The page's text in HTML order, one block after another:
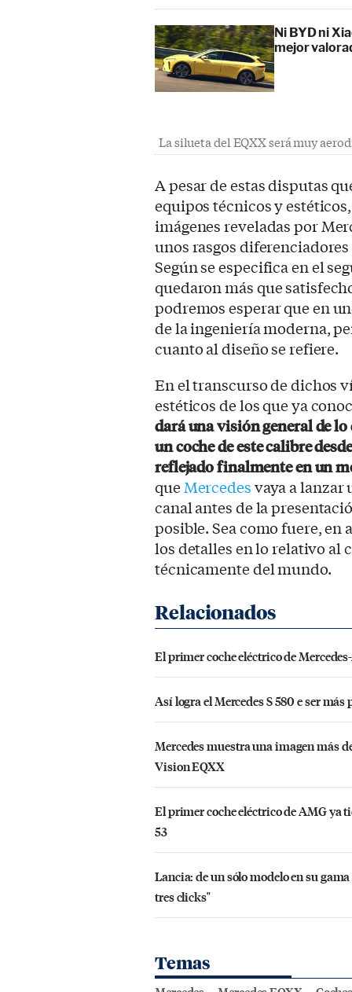
Ni BYD ni
mejor
La silueta del EQXX será muy
A pesar de estas disputas
equipos técnicos y
imágenes reveladas por
unos rasgos
Según se especifica en el
quedaron más que
podremos esperar que en
de la ingeniería moderna,
cuanto al diseño se refiere.
En el transcurso de dichos
estéticos de los que ya
dará una visión general de
un coche de este calibre
reflejado finalmente en un
queMercedesvaya a lanzar
canal antes de la
posible. Sea como fuere, en
los detalles en lo relativo al
técnicamente del mundo.
El primer coche eléctrico de
Así logra el Mercedes S 580 e ser
Mercedes muestra una imagen más
Vision EQXX
El primer coche eléctrico de AMG ya
53
Lancia: de un sólo modelo en su
tres clicks"
Temas